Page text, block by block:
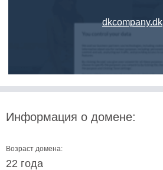
dkcompany.dk
Информация о домене:
Возраст домена:
22 года